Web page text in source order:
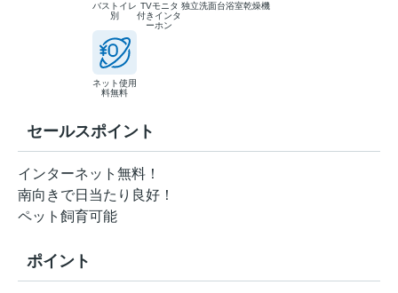
バストイレ
別
TVモニタ
付きインタ
ーホン
独立洗面台浴室乾燥機
ネット使用
料無料
セールスポイント
インターネット無料！
南向きで日当たり良好！
ペット飼育可能
ポイント